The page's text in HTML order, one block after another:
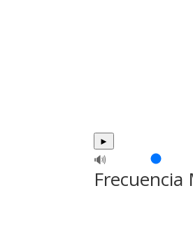
►
🔊
Frecuencia